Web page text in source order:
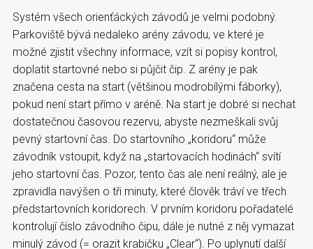
Systém všech orienťáckých závodů je velmi podobný.
Parkoviště bývá nedaleko arény závodu, ve které je
možné zjistit všechny informace, vzít si popisy kontrol,
doplatit startovné nebo si půjčit čip. Z arény je pak
značena cesta na start (většinou modrobílými fáborky),
pokud není start přímo v aréně. Na start je dobré si nechat
dostatečnou časovou rezervu, abyste nezmeškali svůj
pevný startovní čas. Do startovního „koridoru“ může
závodník vstoupit, když na „startovacích hodinách“ svítí
jeho startovní čas. Pozor, tento čas ale není reálný, ale je
zpravidla navýšen o tři minuty, které člověk tráví ve třech
předstartovních koridorech. V prvním koridoru pořadatelé
kontrolují číslo závodního čipu, dále je nutné z něj vymazat
minulý závod (= orazit krabičku „Clear“). Po uplynutí další